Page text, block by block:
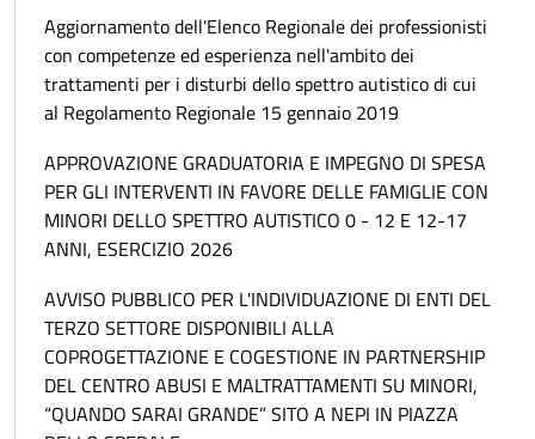
Aggiornamento dell'Elenco Regionale dei professionisti
con competenze ed esperienza nell'ambito dei
trattamenti per i disturbi dello spettro autistico di cui
al Regolamento Regionale 15 gennaio 2019
APPROVAZIONE GRADUATORIA E IMPEGNO DI SPESA
PER GLI INTERVENTI IN FAVORE DELLE FAMIGLIE CON
MINORI DELLO SPETTRO AUTISTICO 0 - 12 E 12-17
ANNI, ESERCIZIO 2026
AVVISO PUBBLICO PER L'INDIVIDUAZIONE DI ENTI DEL
TERZO SETTORE DISPONIBILI ALLA
COPROGETTAZIONE E COGESTIONE IN PARTNERSHIP
DEL CENTRO ABUSI E MALTRATTAMENTI SU MINORI,
“QUANDO SARAI GRANDE” SITO A NEPI IN PIAZZA